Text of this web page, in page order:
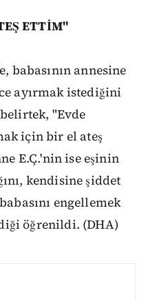
ETTİM"
babasının annesine
ayırmak istediğini
"Evde
için bir el ateş
E.Ç.'nin ise eşinin
kendisine şiddet
engellemek
öğrenildi. (DHA)